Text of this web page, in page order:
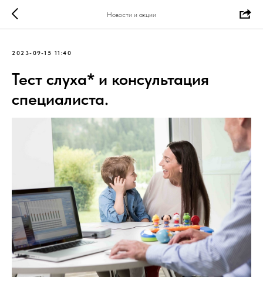
Новости и акции
2023-09-15 11:40
Тест слуха* и консультация
специалиста.